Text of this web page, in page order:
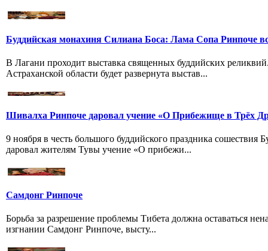
Буддийская монахиня Силиана Боса: Лама Сопа Ринпоче
В Лагани проходит выставка священных буддийских
Астраханской области будет развернута выстав...
Шивалха Ринпоче даровал учение «О Прибежище в Трёх
9 ноября в честь большого буддийского праздника
даровал жителям Тувы учение «О прибежи...
Самдонг Ринпоче
Борьба за разрешение проблемы Тибета должна оставаться
изгнании Самдонг Ринпоче, высту...